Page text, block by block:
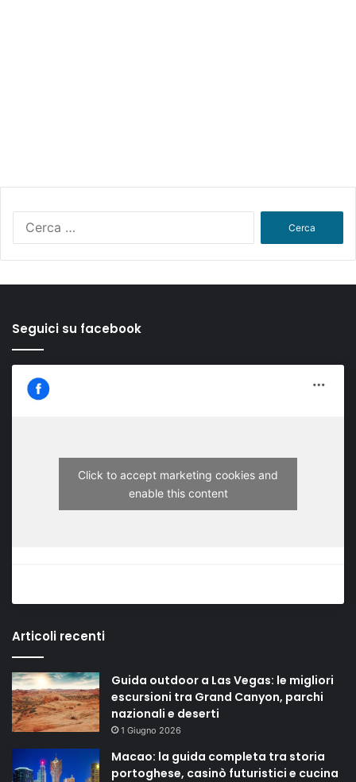
Seguici su facebook
Click to accept marketing cookies and
enable this content
Articoli recenti
Guida outdoor a Las Vegas: le migliori
escursioni tra Grand Canyon, parchi
nazionali e deserti
1 Giugno 2026
Macao: la guida completa tra storia
portoghese, casinò futuristici e cucina